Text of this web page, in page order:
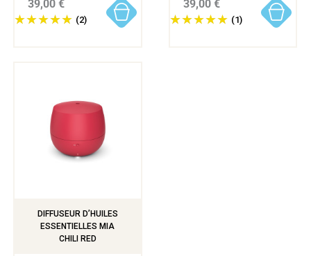
(2)
39,00 €
(1)
39,00 €
DIFFUSEUR D’HUILES
ESSENTIELLES MIA
CHILI RED